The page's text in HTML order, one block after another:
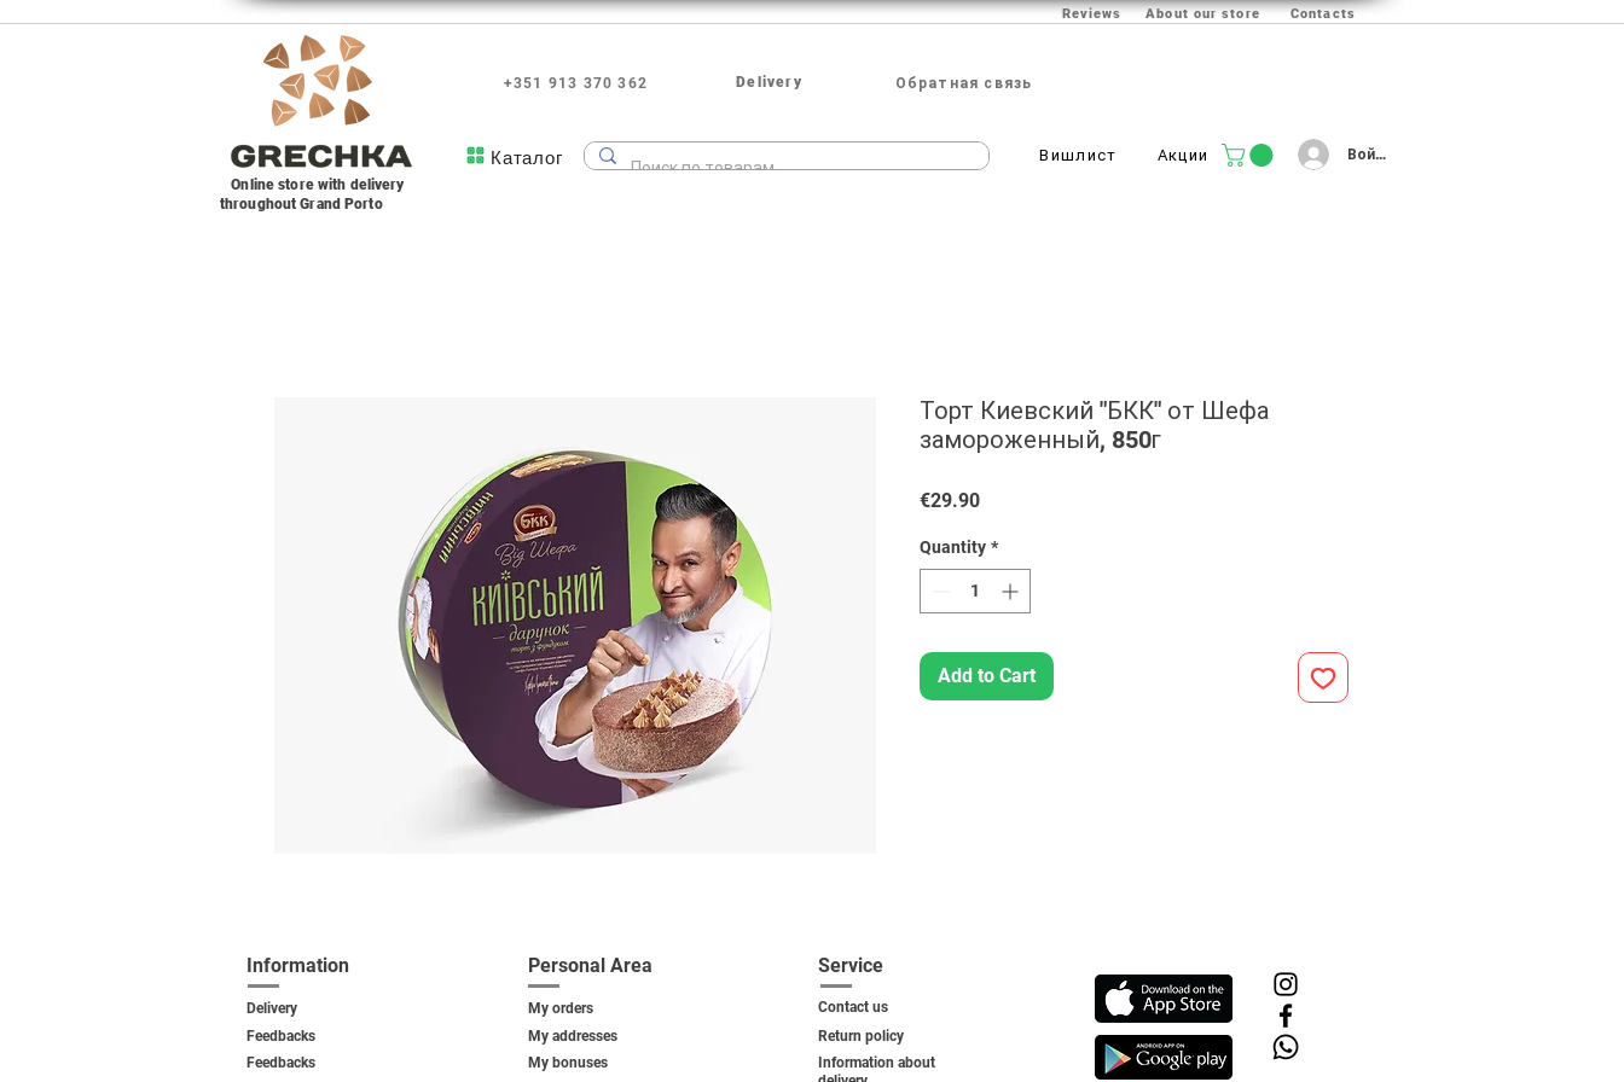
Reviews About our store Contacts
+351 913 370 362 Delivery Обратная связь
Online store with delivery
throughout Grand Porto
Каталог Вишлист Акции Войти
Торт Киевский "БКК" от Шефа
замороженный, 850г
€29.90Price
Quantity *
Add to Cart
Information
Delivery
Feedbacks
Feedbacks
Personal Area
My orders
My addresses
My bonuses
Service
Contact us
Return policy
Information about